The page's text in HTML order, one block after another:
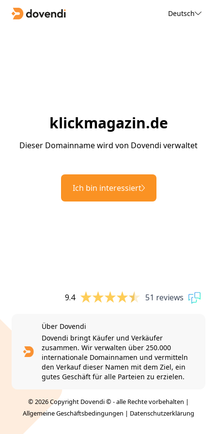
Deutsch
klickmagazin.de
Dieser Domainname wird von Dovendi verwaltet
Ich bin interessiert
9.4 51 reviews
Über Dovendi
Dovendi bringt Käufer und Verkäufer
zusammen. Wir verwalten über 250.000
internationale Domainnamen und vermitteln
den Verkauf dieser Namen mit dem Ziel, ein
gutes Geschäft für alle Parteien zu erzielen.
© 2026 Copyright Dovendi © - alle Rechte vorbehalten |
Allgemeine Geschäftsbedingungen | Datenschutzerklärung